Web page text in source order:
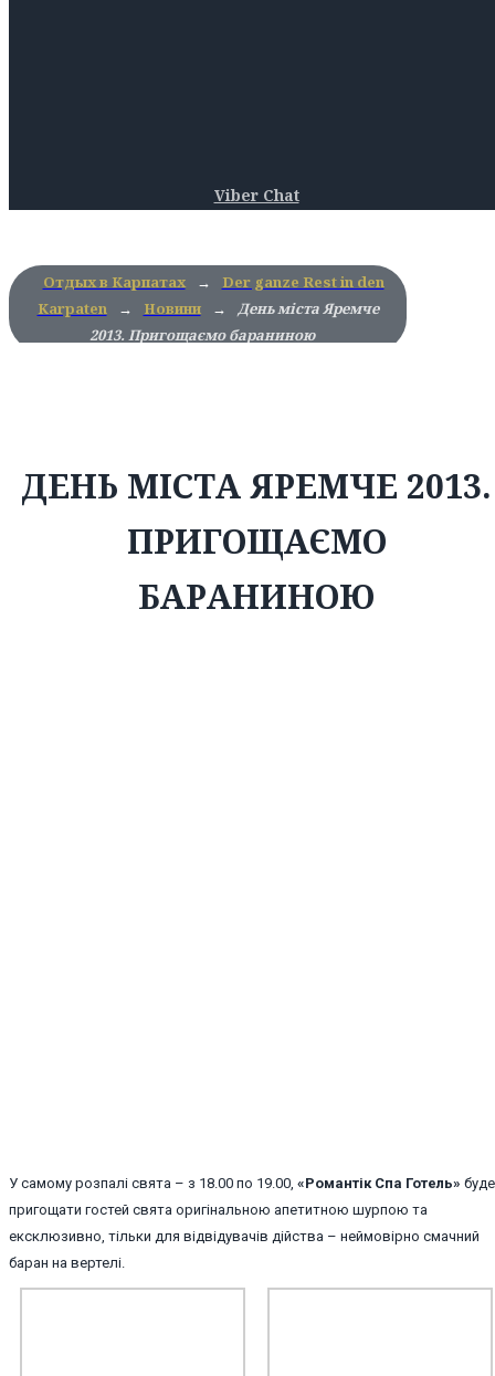
Viber Chat
Отдых в Карпатах →
Der ganze Rest in den
Karpaten
→ Новини →
День міста Яремче
2013. Пригощаємо бараниною
ДЕНЬ МІСТА ЯРЕМЧЕ 2013.
ПРИГОЩАЄМО
БАРАНИНОЮ
У самому розпалі свята – з 18.00 по 19.00, «Романтік Спа Готель» буде
пригощати гостей свята оригінальною апетитною шурпою та
ексклюзивно, тільки для відвідувачів дійства – неймовірно смачний
баран на вертелі.